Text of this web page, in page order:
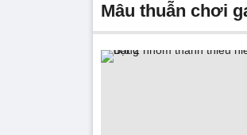
mâu thuẫn chơi